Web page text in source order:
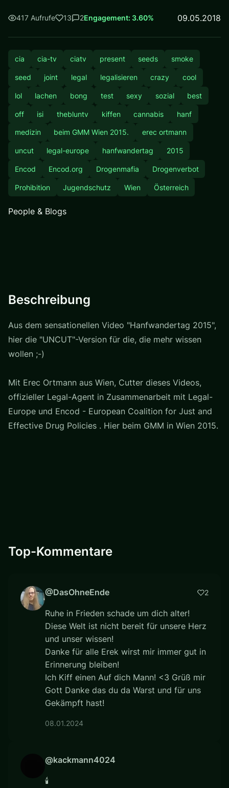
417 Aufrufe 13 2Engagement: 3.60% 09.05.2018
cia cia-tv ciatv present seeds smoke
seed joint legal legalisieren crazy cool
lol lachen bong test sexy sozial best
off isi thebluntv kiffen cannabis hanf
medizin beim GMM Wien 2015. erec ortmann
uncut legal-europe hanfwandertag 2015
Encod Encod.org Drogenmafia Drogenverbot
Prohibition Jugendschutz Wien Österreich
People & Blogs
Beschreibung
Aus dem sensationellen Video "Hanfwandertag 2015",
hier die "UNCUT"-Version für die, die mehr wissen
wollen ;-)
Mit Erec Ortmann aus Wien, Cutter dieses Videos,
offizieller Legal-Agent in Zusammenarbeit mit Legal-
Europe und Encod - European Coalition for Just and
Effective Drug Policies . Hier beim GMM in Wien 2015.
Top-Kommentare
@DasOhneEnde 2
Ruhe in Frieden schade um dich alter!
Diese Welt ist nicht bereit für unsere Herz
und unser wissen!
Danke für alle Erek wirst mir immer gut in
Erinnerung bleiben!
Ich Kiff einen Auf dich Mann! <3 Grüß mir
Gott Danke das du da Warst und für uns
Gekämpft hast!
08.01.2024
@kackmann4024
🕯